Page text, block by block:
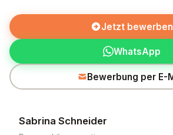
Jetzt bewerben
WhatsApp
Bewerbung per E-
Sabrina Schneider